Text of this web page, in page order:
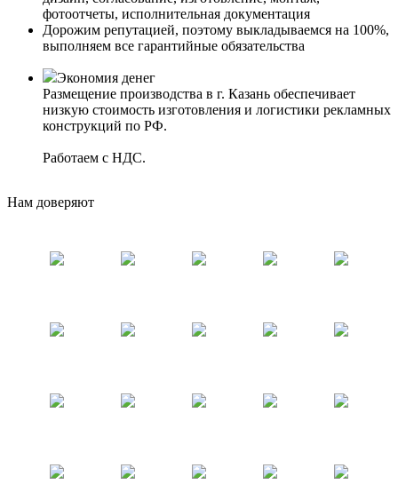
фотоотчеты, исполнительная документация
Дорожим репутацией, поэтому выкладываемся на 100%,
выполняем все гарантийные обязательства
Экономия денег
Размещение производства в г. Казань обеспечивает
низкую стоимость изготовления и логистики рекламных
конструкций по РФ.
Работаем с НДС.
Нам доверяют